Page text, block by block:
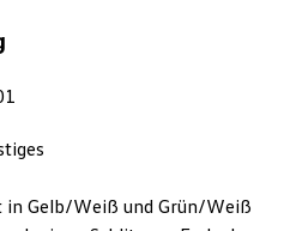
Gelb/Weiß und Grün/Weiß